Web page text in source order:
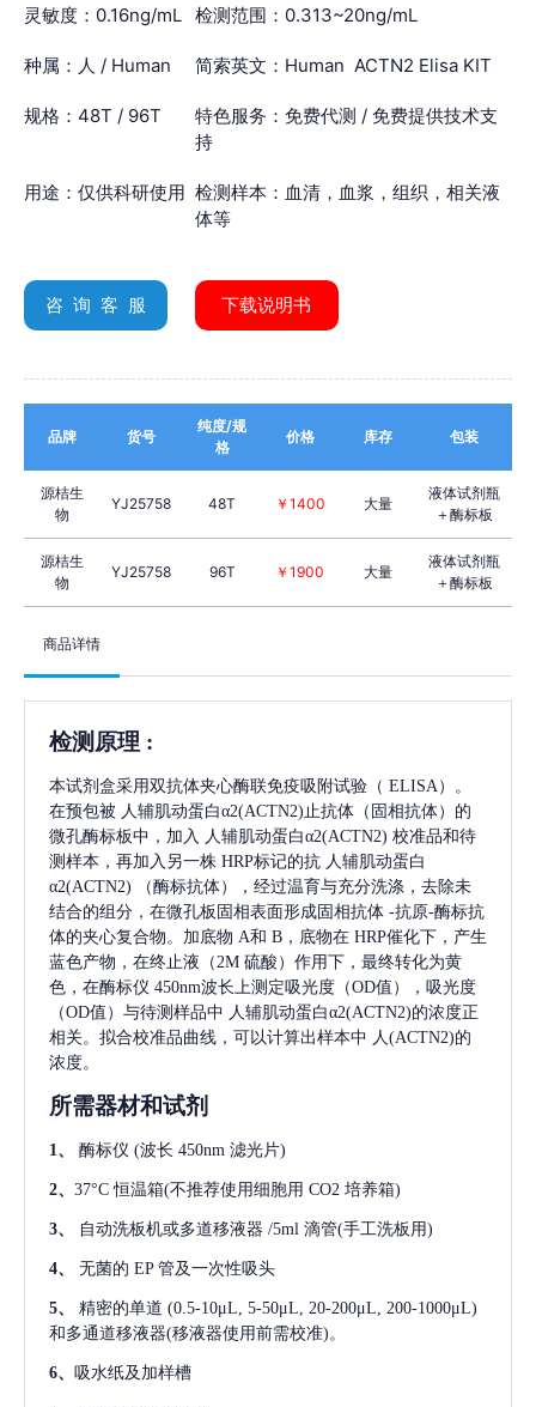
灵敏度：0.16ng/mL 检测范围：0.313~20ng/mL
种属：人 / Human 简索英文：Human ACTN2 Elisa KIT
规格：48T / 96T
特色服务：免费代测 / 免费提供技术支
持
用途：仅供科研使用 检测样本：血清，血浆，组织，相关液
体等
咨 询 客 服 下载说明书
品牌 货号
纯度/规
格
价格 库存 包装
源桔生
物
YJ25758 48T ￥1400 大量
液体试剂瓶
＋酶标板
源桔生
物
YJ25758 96T ￥1900 大量
液体试剂瓶
＋酶标板
商品详情
检测原理 :
本试剂盒采用双抗体夹心酶联免疫吸附试验（ ELISA）。
在预包被 人辅肌动蛋白α2(ACTN2) 止抗体（固相抗体）的
微孔酶标板中，加入
人辅肌动蛋白α2(ACTN2) 校准品和待
测样本，再加入另一株 HRP标记的抗 人辅肌动蛋白
α2(ACTN2)
（酶标抗体），经过温育与充分洗涤，去除未
结合的组分，在微孔板固相表面形成固相抗体 -抗原-酶标抗
体的夹心复合物。加底物 A和 B，底物在 HRP催化下，产生
蓝色产物，在终止液（2M 硫酸）作用下，最终转化为黄
色，在酶标仪 450nm波长上测定吸光度（OD值），吸光度
（OD值）与待测样品中 人辅肌动蛋白α2(ACTN2)的浓度正
相关。拟合校准品曲线，可以计算出样本中 人(ACTN2)的
浓度。
所需器材和试剂
1、 酶标仪 (波长 450nm 滤光片)
2、 37°C 恒温箱(不推荐使用细胞用 CO2 培养箱)
3、 自动洗板机或多道移液器 /5ml 滴管(手工洗板用)
4、 无菌的 EP 管及一次性吸头
5、 精密的单道 (0.5-10μL, 5-50μL, 20-200μL, 200-1000μL)
和多通道移液器(移液器使用前需校准)。
6、 吸水纸及加样槽